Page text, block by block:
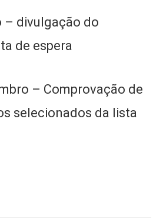
– divulgação do
de espera
– Comprovação de
selecionados da lista